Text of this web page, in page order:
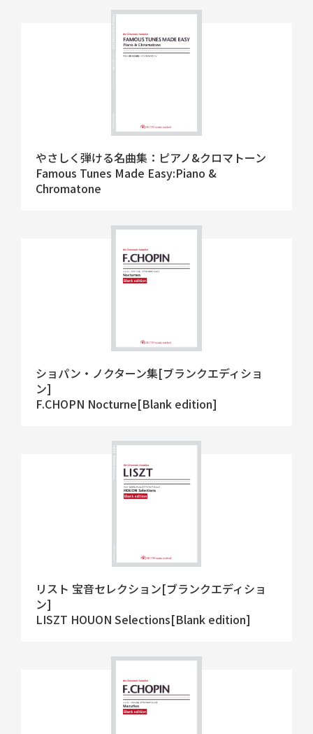
やさしく弾ける名曲集：ピアノ&クロマトーン
Famous Tunes Made Easy:Piano &
Chromatone
ショパン・ノクターン集[ブランクエディショ
ン]
F.CHOPN Nocturne[Blank edition]
リスト 宝音セレクション[ブランクエディショ
ン]
LISZT HOUON Selections[Blank edition]